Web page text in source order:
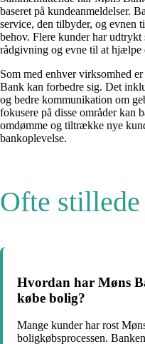
baseret på kundeanmeldelser.
service, den tilbyder, og evnen
behov. Flere kunder har
rådgivning og evne til at hjælpe
Som med enhver virksomhed
Bank kan forbedre sig. Det
og bedre kommunikation om
fokusere på disse områder kan
omdømme og tiltrække nye
bankoplevelse.
Ofte
Hvordan har Møns
købe bolig?
Mange kunder har rost
boligkøbsprocessen.